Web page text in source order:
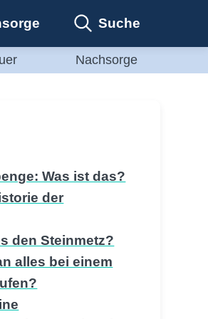
Suche
Nachsorge
Was ist das?
der
den Steinmetz?
alles bei einem